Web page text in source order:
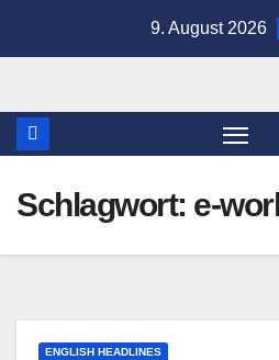
9. August 2026
Schlagwort: e-
ENGLISH HEADLINES